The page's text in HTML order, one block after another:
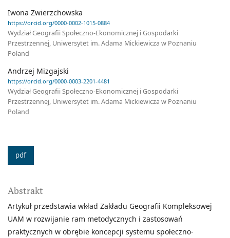
Iwona Zwierzchowska
https://orcid.org/0000-0002-1015-0884
Wydział Geografii Społeczno-Ekonomicznej i Gospodarki
Przestrzennej, Uniwersytet im. Adama Mickiewicza w Poznaniu
Poland
Andrzej Mizgajski
https://orcid.org/0000-0003-2201-4481
Wydział Geografii Społeczno-Ekonomicznej i Gospodarki
Przestrzennej, Uniwersytet im. Adama Mickiewicza w Poznaniu
Poland
pdf
Abstrakt
Artykuł przedstawia wkład Zakładu Geografii Kompleksowej
UAM w rozwijanie ram metodycznych i zastosowań
praktycznych w obrębie koncepcji systemu społeczno-